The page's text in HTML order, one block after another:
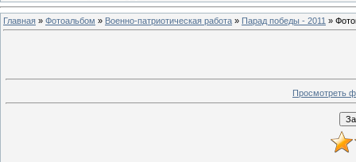
Главная » Фотоальбом » Военно-патриотическая работа » Парад победы - 2011 »
Просмотреть